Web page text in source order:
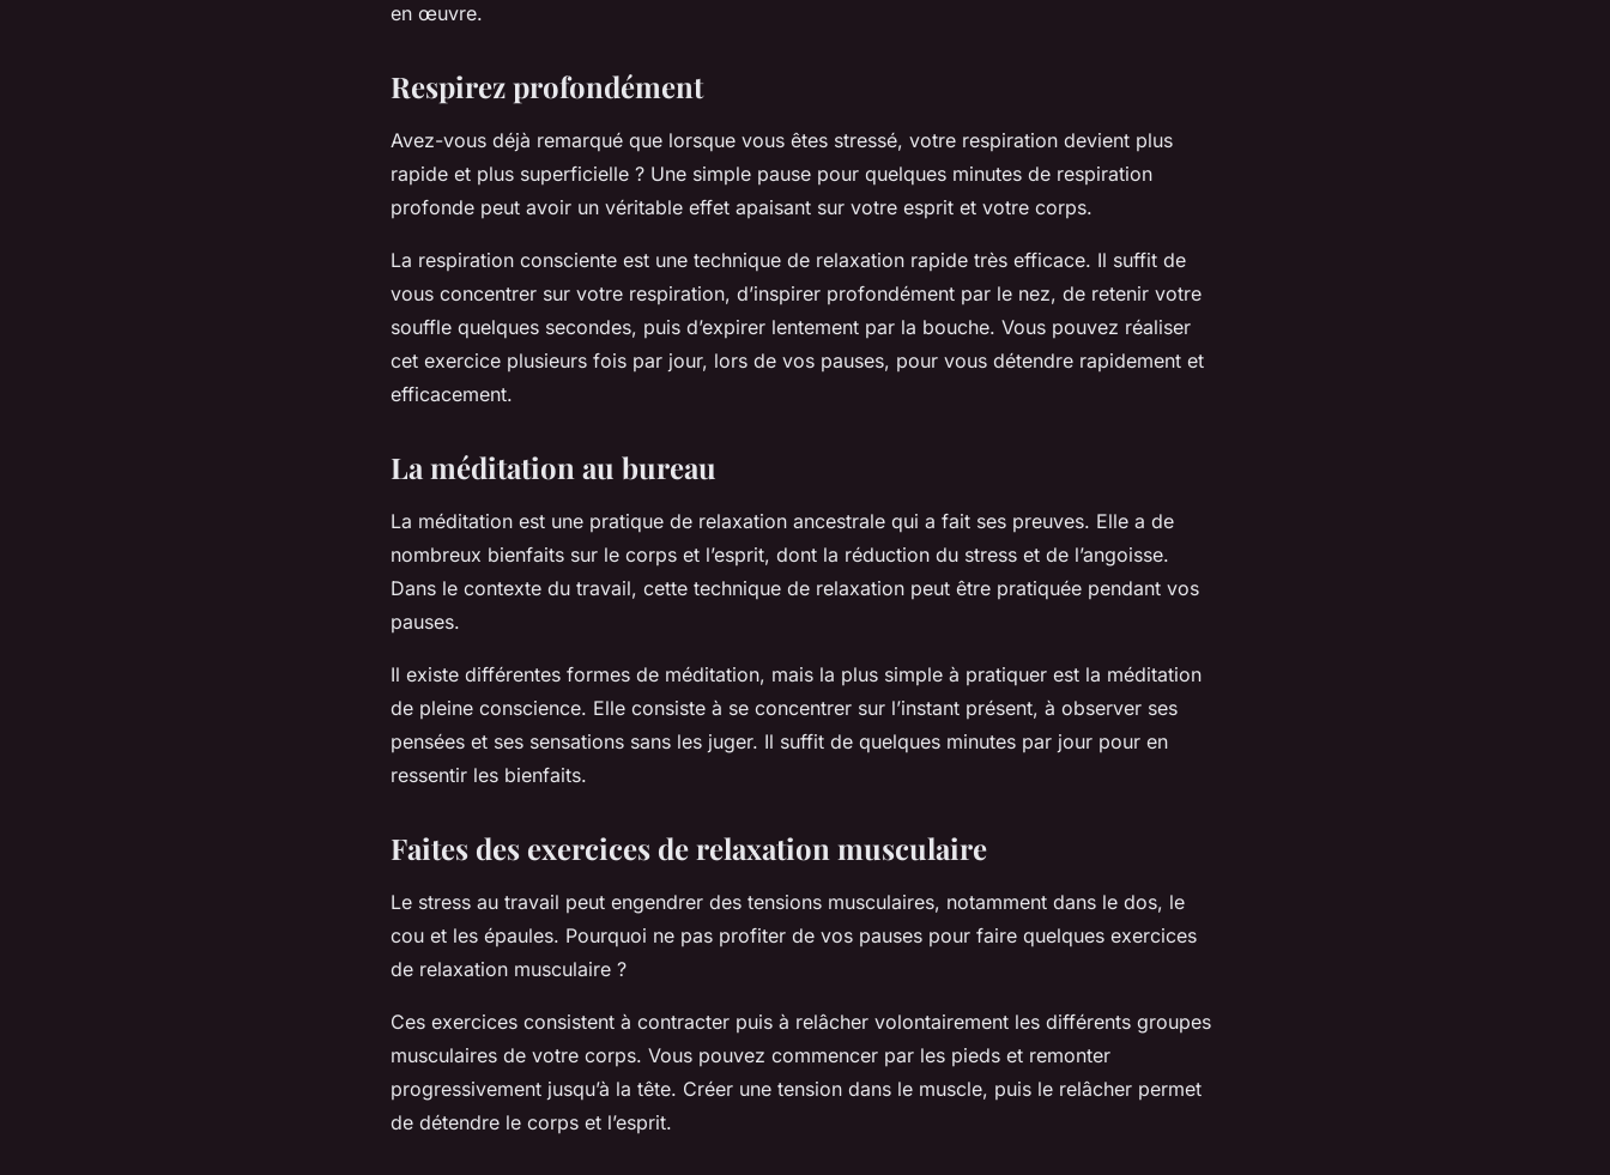
en œuvre.
Respirez profondément
Avez-vous déjà remarqué que lorsque vous êtes stressé, votre respiration devient plus
rapide et plus superficielle ? Une simple pause pour quelques minutes de respiration
profonde peut avoir un véritable effet apaisant sur votre esprit et votre corps.
La respiration consciente est une technique de relaxation rapide très efficace. Il suffit de
vous concentrer sur votre respiration, d’inspirer profondément par le nez, de retenir votre
souffle quelques secondes, puis d’expirer lentement par la bouche. Vous pouvez réaliser
cet exercice plusieurs fois par jour, lors de vos pauses, pour vous détendre rapidement et
efficacement.
La méditation au bureau
La méditation est une pratique de relaxation ancestrale qui a fait ses preuves. Elle a de
nombreux bienfaits sur le corps et l’esprit, dont la réduction du stress et de l’angoisse.
Dans le contexte du travail, cette technique de relaxation peut être pratiquée pendant vos
pauses.
Il existe différentes formes de méditation, mais la plus simple à pratiquer est la méditation
de pleine conscience. Elle consiste à se concentrer sur l’instant présent, à observer ses
pensées et ses sensations sans les juger. Il suffit de quelques minutes par jour pour en
ressentir les bienfaits.
Faites des exercices de relaxation musculaire
Le stress au travail peut engendrer des tensions musculaires, notamment dans le dos, le
cou et les épaules. Pourquoi ne pas profiter de vos pauses pour faire quelques exercices
de relaxation musculaire ?
Ces exercices consistent à contracter puis à relâcher volontairement les différents groupes
musculaires de votre corps. Vous pouvez commencer par les pieds et remonter
progressivement jusqu’à la tête. Créer une tension dans le muscle, puis le relâcher permet
de détendre le corps et l’esprit.